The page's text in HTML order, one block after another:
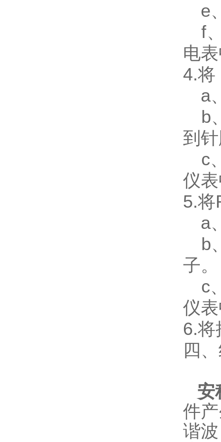
e
f
电
4.将
a
b
到
c
仪
5.将
a
b
子。
c
仪
6.将
四
安
件
谐